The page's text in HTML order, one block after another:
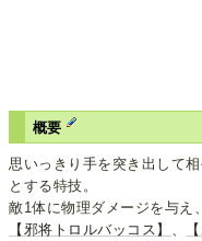
概要
思いっきり手を突き出して相
とする特技。
敵1体に物理ダメージを与え
【邪将トロルバッコス】